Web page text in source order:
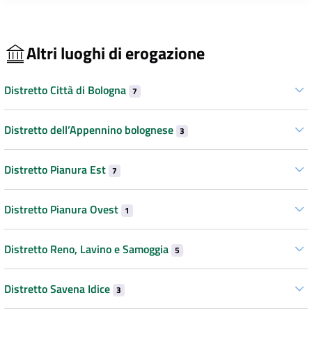
Altri luoghi di erogazione
Distretto Città di Bologna 7
Distretto dell’Appennino bolognese 3
Distretto Pianura Est 7
Distretto Pianura Ovest 1
Distretto Reno, Lavino e Samoggia 5
Distretto Savena Idice 3